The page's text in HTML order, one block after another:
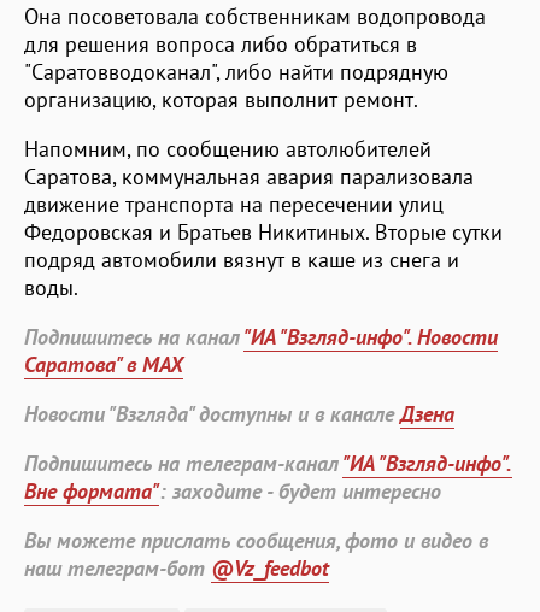
Она посоветовала собственникам водопровода
для решения вопроса либо обратиться в
"Саратовводоканал", либо найти подрядную
организацию, которая выполнит ремонт.
Напомним, по сообщению автолюбителей
Саратова, коммунальная авария парализовала
движение транспорта на пересечении улиц
Федоровская и Братьев Никитиных. Вторые сутки
подряд автомобили вязнут в каше из снега и
воды.
Подпишитесь на канал"ИА "Взгляд-инфо". Новости
Саратова" в MAX
Новости "Взгляда" доступны и в каналеДзена
Подпишитесь на телеграм-канал"ИА "Взгляд-инфо".
Вне формата": заходите - будет интересно
Вы можете прислать сообщения, фото и видео в
наш телеграм-бот @Vz_feedbot